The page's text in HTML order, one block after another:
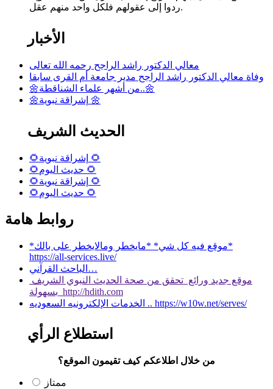
ردوا إلى عقولهم فلكل واحد منهم عقل.
الأخبار
معالي الدكتور راشد الراجح رحمه الله تعالى
وفاة معالي الدكتور راشد الراجح مدير جامعة أم القرى سابقا
🌼من أشهر علماء الشناقطة..🌼
🌼إشراقة نبوية 🌼
الحديث الشريف
🌻إشراقة نبوية 🌻
🌻حديث اليوم 🌻
🌻إشراقة نبوية 🌻
🌻حديث اليوم 🌻
روابط هامة
*موقع فيه كل شي* *مايخطر ومالايخطر على بالك*
https://all-services.live/
الباحث القرآني…
موقع جديد ورائع تحقق من صحة الحديث النبوي الشريف
بسهولة http://hdith.com
الخدمات الإلكترونيه السعوديه .. https://w10w.net/serves/
استطلاع الرأي
من خلال اطلاعكم كيف تقيمون الموقع؟
ممتاز